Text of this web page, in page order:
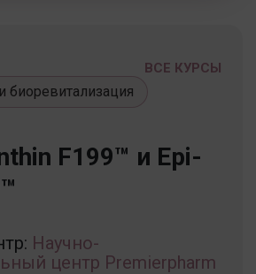
ВСЕ КУРСЫ
биоревитализация
F199™ и Epi-
Научно-
центр Premierpharm